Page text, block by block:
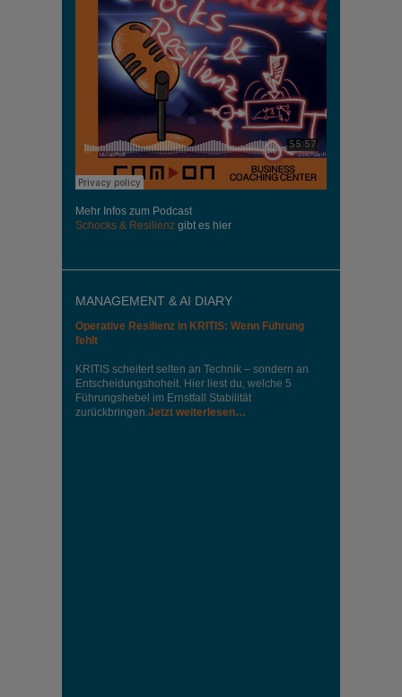
Mehr Infos zum Podcast
Schocks & Resilienz gibt es hier
MANAGEMENT & AI DIARY
Operative Resilienz in KRITIS: Wenn Führung
fehlt
KRITIS scheitert selten an Technik – sondern an
Entscheidungshoheit. Hier liest du, welche 5
Führungshebel im Ernstfall Stabilität
zurückbringen.Jetzt weiterlesen…